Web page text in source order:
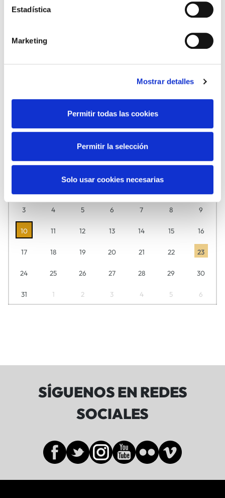
preferencias.
Estadística
Marketing
Mostrar detalles
Permitir todas las cookies
Permitir la selección
Solo usar cookies necesarias
DANZA
MÚSICA
Agosto2026
Descubre aquí día a día lo que tenemos preparado para ti.
L M M J V S D
3 4 5 6 7 8 9
10 11 12 13 14 15 16
17 18 19 20 21 22 23
24 25 26 27 28 29 30
31 1 2 3 4 5 6
SÍGUENOS EN REDES
SOCIALES